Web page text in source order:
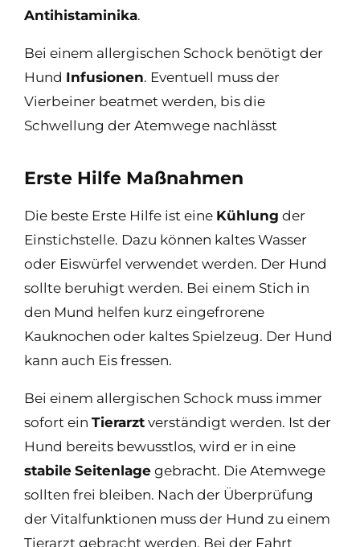
Antihistaminika.
Bei einem allergischen Schock benötigt der
Hund Infusionen. Eventuell muss der
Vierbeiner beatmet werden, bis die
Schwellung der Atemwege nachlässt
Erste Hilfe Maßnahmen
Die beste Erste Hilfe ist eine Kühlung der
Einstichstelle. Dazu können kaltes Wasser
oder Eiswürfel verwendet werden. Der Hund
sollte beruhigt werden. Bei einem Stich in
den Mund helfen kurz eingefrorene
Kauknochen oder kaltes Spielzeug. Der Hund
kann auch Eis fressen.
Bei einem allergischen Schock muss immer
sofort ein Tierarzt verständigt werden. Ist der
Hund bereits bewusstlos, wird er in eine
stabile Seitenlage gebracht. Die Atemwege
sollten frei bleiben. Nach der Überprüfung
der Vitalfunktionen muss der Hund zu einem
Tierarzt gebracht werden. Bei der Fahrt